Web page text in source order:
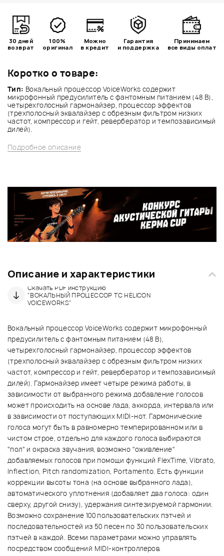
Коротко о товаре:
Тип: Вокальный процессор VoiceWorks содержит
микрофонный предусилитель с фантомным питанием (48 В),
четырехголосный гармонайзер, процессор эффектов
(трехполосный эквалайзер с обрезным фильтром низких
частот, компрессор и гейт, ревербератор и темпозависимый
дилей).
Подробное описание
30 дней
возврат
100%
оригинал
Можно
в кредит
Гарантия
и поддержка
Принимаем
все виды оплат
Описание и характеристики
Скачать PDF инструкцию
"ВОКАЛЬНЫЙ ПРОЦЕССОР TC HELICON
VOICEWORKS"
Вокальный процессор VoiceWorks содержит микрофонный
предусилитель с фантомным питанием (48 В),
четырехголосный гармонайзер, процессор эффектов
(трехполосный эквалайзер с обрезным фильтром низких
частот, компрессор и гейт, ревербератор и темпозависимый
дилей). Гармонайзер имеет четыре режима работы, в
зависимости от выбранного режима добавление голосов
может происходить на основе лада, аккорда, интервала или
в зависимости от поступающих MIDI-нот. Гармонические
голоса могут быть в равномерно темперированном или в
чистом строе, отдельно для каждого голоса выбираются
"пол" и окраска звучания, возможно "оживление"
добавляемых голосов при помощи функций FlexTime, Vibrato,
Inflection, Pitch randomization, Portamento. Есть функции
коррекции высоты тона (на основе выбранного лада),
автоматического уплотнения (добавляет два голоса: один
сверху, другой снизу), удержания синтезируемой гармонии.
Возможно сохранение 100 пользовательских пэтчей и
последовательностей из 50 песен по 30 пользовательских
пэтчей в каждой. Всеми параметрами можно управлять
посредством сообщений MIDI-контроллеров.